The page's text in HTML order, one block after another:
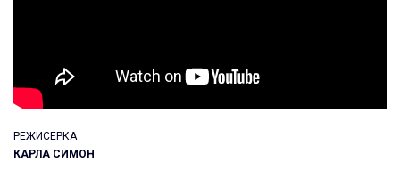
РЕЖИСЕРКА
КАРЛА СИМОН